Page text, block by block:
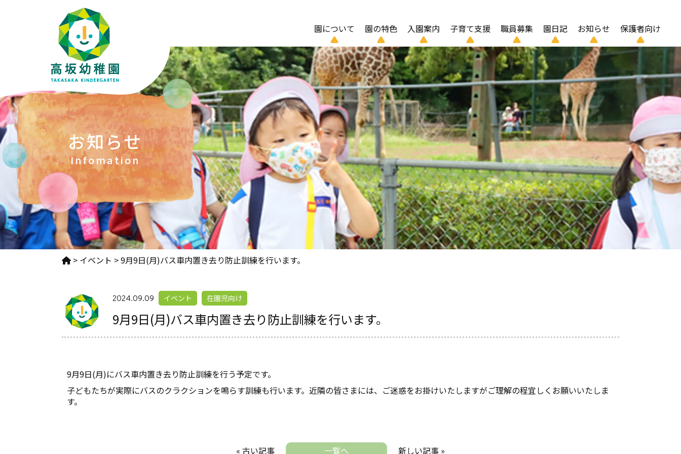
園について 園の特色 入園案内 子育て支援 職員募集 園日記 お知らせ 保護者向け
お知らせ
Infomation
> イベント >9月9日(月)バス車内置き去り防止訓練を行います。
2024.09.09 イベント 在園児向け
9月9日(月)バス車内置き去り防止訓練を行います。
9月9日(月)にバス車内置き去り防止訓練を行う予定です。
子どもたちが実際にバスのクラクションを鳴らす訓練も行います。近隣の皆さまには、ご迷惑をお掛けいたしますがご理解の程宜しくお願いいたしま
す。
« 古い記事 一覧へ 新しい記事 »